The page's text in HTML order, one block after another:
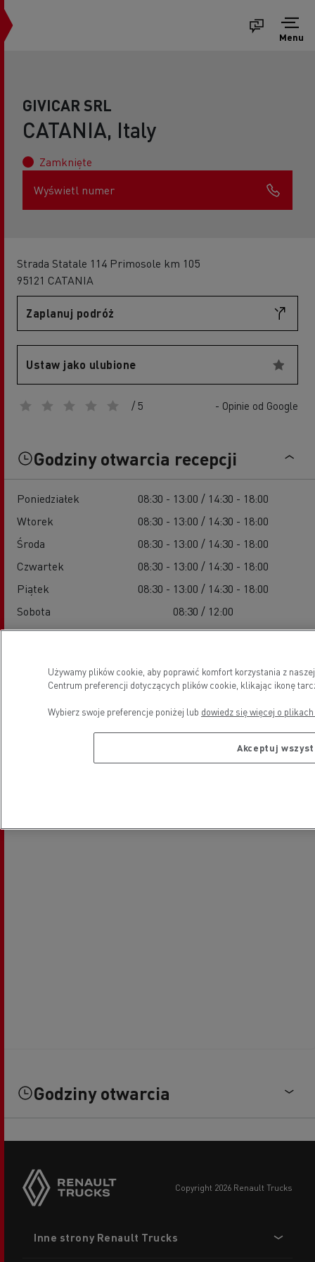
Menu
GIVICAR SRL
CATANIA, Italy
Zamknięte
Wyświetl numer
Strada Statale 114 Primosole km 105
95121 CATANIA
Zaplanuj podróż
Ustaw jako ulubione
/ 5 - Opinie od Google
Godziny otwarcia recepcji
Poniedziałek
08:30 - 13:00 / 14:30 - 18:00
Wtorek
08:30 - 13:00 / 14:30 - 18:00
Środa
08:30 - 13:00 / 14:30 - 18:00
Czwartek
08:30 - 13:00 / 14:30 - 18:00
Piątek
08:30 - 13:00 / 14:30 - 18:00
Sobota
08:30 / 12:00
Niedziela
-
Lokalizacja
Godziny otwarcia
copyright 2026 Renault Trucks
menu
Inne strony Renault Trucks
Używamy plików cookie, aby poprawić komfort korzystania z
Centrum preferencji dotyczących plików cookie, klikając ikonę
Wybierz swoje preferencje poniżej lub dowiedz się więcej o
Akceptuj